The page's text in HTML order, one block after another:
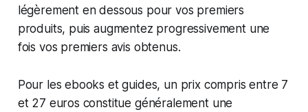
légèrement en dessous pour vos premiers
produits, puis augmentez progressivement une
fois vos premiers avis obtenus.
Pour les ebooks et guides, un prix compris entre 7
et 27 euros constitue généralement une